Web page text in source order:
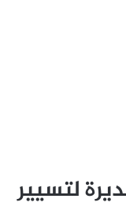
لتسيير